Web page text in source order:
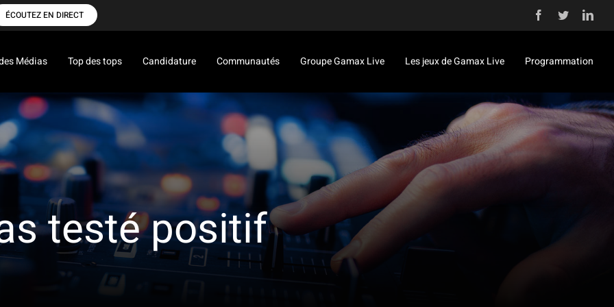
ÉCOUTEZ EN DIRECT Facebook
Twitter
Médias Top des tops Candidature Communautés Groupe Gamax Live Les jeux de Gamax Live Programmation
testé positif